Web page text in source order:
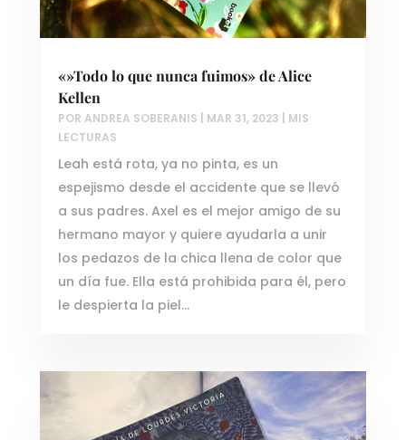
«»Todo lo que nunca fuimos» de Alice
Kellen
POR ANDREA SOBERANIS MAR 31, 2023
MIS
LECTURAS
Leah está rota, ya no pinta, es un
espejismo desde el accidente que se llevó
a sus padres. Axel es el mejor amigo de su
hermano mayor y quiere ayudarla a unir
los pedazos de la chica llena de color que
un día fue. Ella está prohibida para él, pero
le despierta la piel…